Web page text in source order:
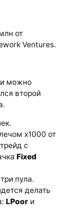
от
Ventures.
можно
второй
х1000 от
с
Fixed
пула.
делать
LPoorи